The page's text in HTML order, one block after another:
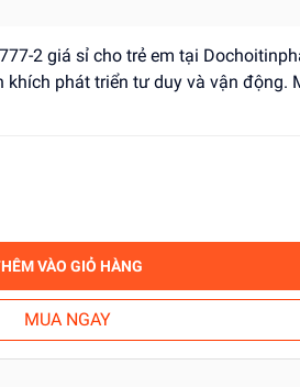
2 giá sỉ cho trẻ em tại
khích phát triển tư duy và vận động.
VÀO GIỎ HÀNG
MUA NGAY